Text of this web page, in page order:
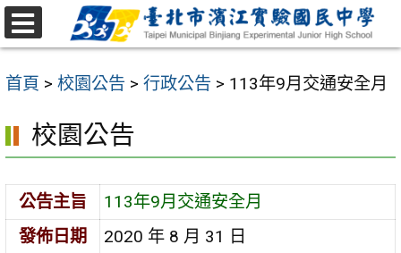
跳
至
要
容
首頁 > 校園公告 > 行政公告 > 113年9月交通安全月
校園公告
公告主旨
113年9月交通安全月
發佈日期
2020 年 8 月 31 日
選
單